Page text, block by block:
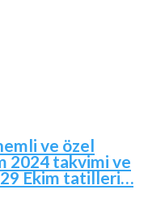
ve özel
2024 takvimi ve
29 Ekim tatilleri…